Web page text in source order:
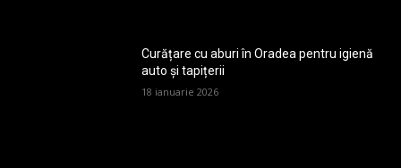
Curățare cu aburi în Oradea pentru igienă
auto și tapițerii
18 ianuarie 2026